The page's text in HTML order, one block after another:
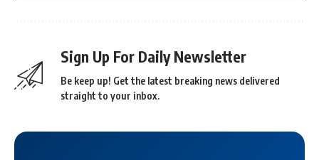
Sign Up For Daily Newsletter
Be keep up! Get the latest breaking news delivered
straight to your inbox.